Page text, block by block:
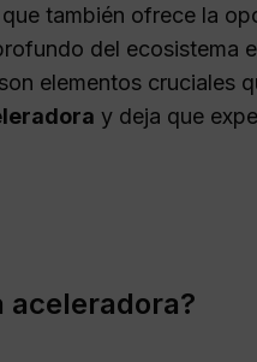
también ofrece la
del ecosistema
elementos cruciales
y deja que
aceleradora?